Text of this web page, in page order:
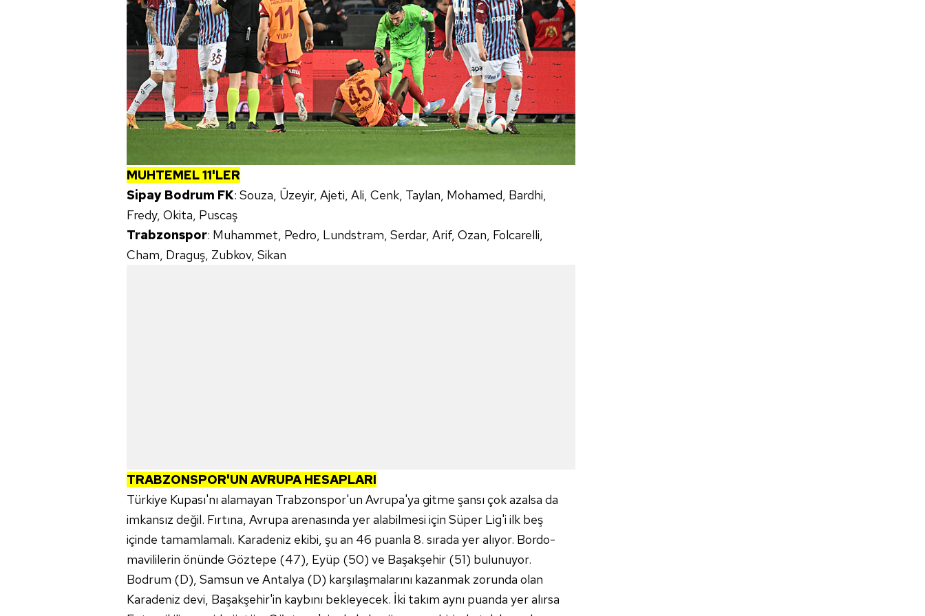
mevzuata uygun olarak kullanılan çerezlerle ilgili bilgi almak için lütfentıklayınız.
MUHTEMEL 11'LER
Sipay Bodrum FK: Souza, Üzeyir, Ajeti, Ali, Cenk, Taylan, Mohamed, Bardhi,
Fredy, Okita, Puscaş
Trabzonspor: Muhammet, Pedro, Lundstram, Serdar, Arif, Ozan, Folcarelli,
Cham, Draguş, Zubkov, Sikan
TRABZONSPOR'UN AVRUPA HESAPLARI
Türkiye Kupası'nı alamayan Trabzonspor'un Avrupa'ya gitme şansı çok azalsa da
imkansız değil. Fırtına, Avrupa arenasında yer alabilmesi için Süper Lig'i ilk beş
içinde tamamlamalı. Karadeniz ekibi, şu an 46 puanla 8. sırada yer alıyor. Bordo-
mavililerin önünde Göztepe (47), Eyüp (50) ve Başakşehir (51) bulunuyor.
Bodrum (D), Samsun ve Antalya (D) karşılaşmalarını kazanmak zorunda olan
Karadeniz devi, Başakşehir'in kaybını bekleyecek. İki takım aynı puanda yer alırsa